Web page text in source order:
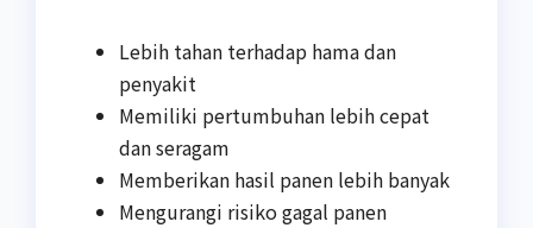
Lebih tahan terhadap hama dan
penyakit
Memiliki pertumbuhan lebih cepat
dan seragam
Memberikan hasil panen lebih banyak
Mengurangi risiko gagal panen